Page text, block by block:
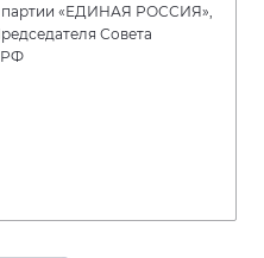
партии «ЕДИНАЯ РОССИЯ»,
Совета
РФ